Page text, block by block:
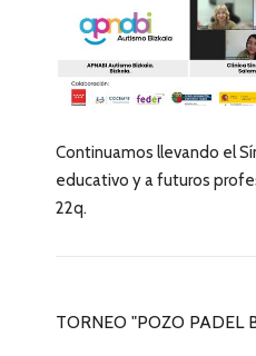
Continuamos llevando el
educativo y a futuros
22q.
TORNEO "POZO PADEL